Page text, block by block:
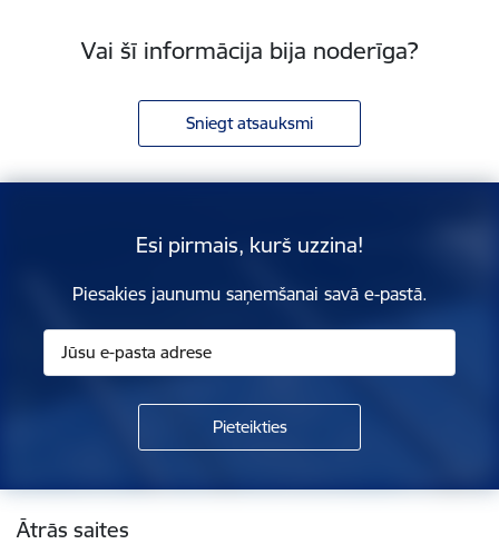
Vai šī informācija bija noderīga?
Sniegt atsauksmi
Esi pirmais, kurš uzzina!
Piesakies jaunumu saņemšanai savā e-pastā.
Kājene
Ātrās saites